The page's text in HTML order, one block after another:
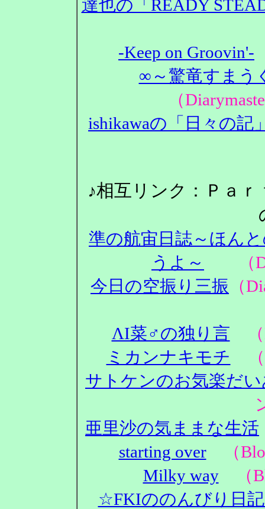
達也の「READY
-Keep on Groovin'-
∞～驚竜すまう
（
ishikawaの「日々の記
♪相互リンク：Ｐａ
準の航宙日誌～ほん
うよ～
（
今日の空振り三振 （
ΛΙ菜♂の独り言 （
ミカンナキモチ （
サトケンのお気楽だ
亜里沙の気ままな生活
starting over（
Milky way（
☆FKIののんびり日